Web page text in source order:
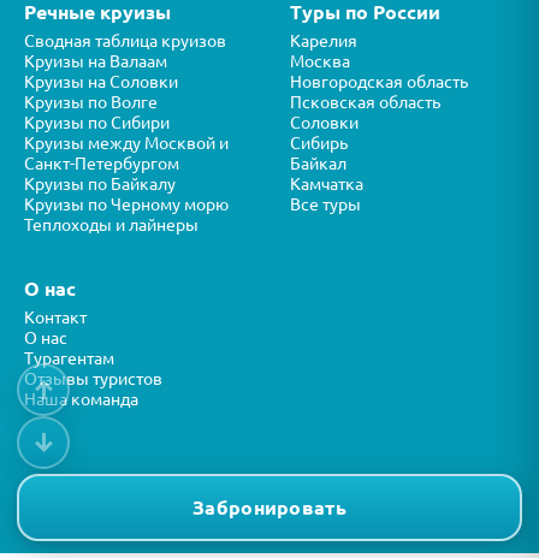
Забронировать
Речные круизы
Сводная таблица круизов
Круизы на Валаам
Круизы на Соловки
Круизы по Волге
Круизы по Сибири
Круизы между Москвой и
Санкт-Петербургом
Круизы по Байкалу
Круизы по Черному морю
Теплоходы и лайнеры
Туры по России
Карелия
Москва
Новгородская область
Псковская область
Соловки
Сибирь
Байкал
Камчатка
Все туры
О нас
Контакт
О нас
Турагентам
Отзывы туристов
Наша команда
Представленная на сайте информация носит справочный характер и
не является публичной офертой.
↑
↓